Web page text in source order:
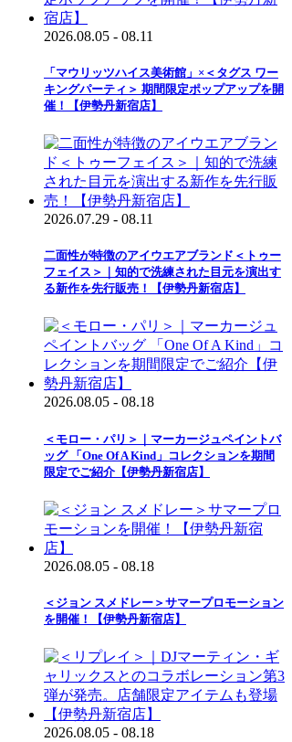
2026.08.05 - 08.11
「マウリッツハイス美術館」×＜タグス ワー
キングパーティ＞ 期間限定ポップアップを開
催！【伊勢丹新宿店】
2026.07.29 - 08.11
二面性が特徴のアイウエアブランド＜トゥー
フェイス＞｜知的で洗練された目元を演出す
る新作を先行販売！【伊勢丹新宿店】
2026.08.05 - 08.18
＜モロー・パリ＞｜マーカージュペイントバ
ッグ 「One Of A Kind」コレクションを期間
限定でご紹介【伊勢丹新宿店】
2026.08.05 - 08.18
＜ジョン スメドレー＞サマープロモーション
を開催！【伊勢丹新宿店】
2026.08.05 - 08.18